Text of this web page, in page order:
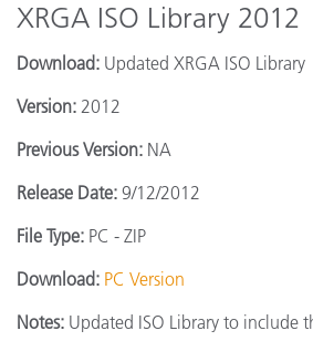
XRGA ISO Library 2012
Download: Updated XRGA ISO Library
Version: 2012
Previous Version: NA
Release Date: 9/12/2012
File Type: PC - ZIP
Download: PC Version
Notes: Updated ISO Library to include